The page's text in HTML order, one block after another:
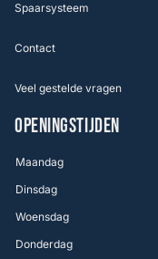
Spaarsysteem
Contact
Veel gestelde vragen
OPENINGSTIJDEN
Maandag
Dinsdag
Woensdag
Donderdag